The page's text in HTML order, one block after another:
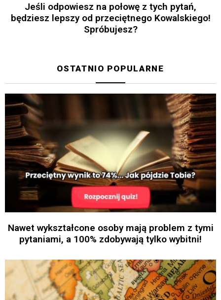
Jeśli odpowiesz na połowę z tych pytań,
będziesz lepszy od przeciętnego Kowalskiego!
Spróbujesz?
OSTATNIO POPULARNE
Nawet wykształcone osoby mają problem z tymi
pytaniami, a 100% zdobywają tylko wybitni!